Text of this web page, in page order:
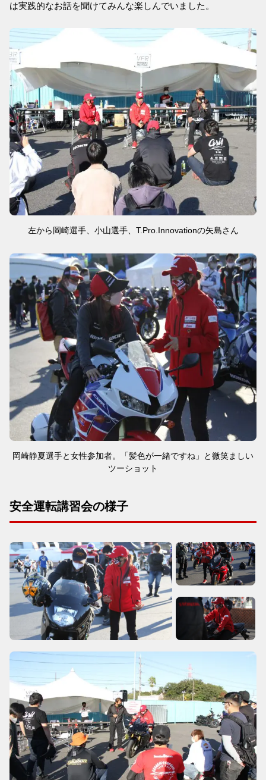
は実践的なお話を聞けてみんな楽しんでいました。
左から岡崎選手、小山選手、T.Pro.Innovationの矢島さん
岡崎静夏選手と女性参加者。「髪色が一緒ですね」と微笑ましい
ツーショット
安全運転講習会の様子